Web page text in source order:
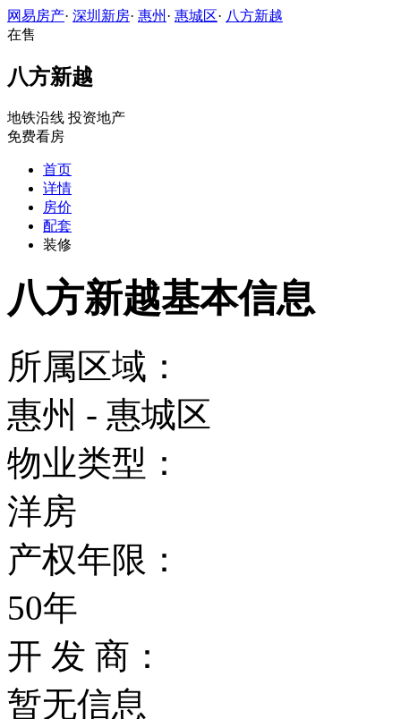
网易房产· 深圳新房· 惠州 · 惠城区· 八方新越
在售
八方新越
地铁沿线 投资地产
免费看房
首页
详情
房价
配套
装修
八方新越基本信息
所属区域：
惠州 - 惠城区
物业类型：
洋房
产权年限：
50年
开 发 商：
暂无信息